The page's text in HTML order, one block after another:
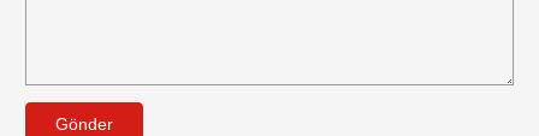
Gönder